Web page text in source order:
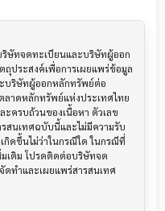
ษัทจดทะเบียนและบริษัทผู้ออก
ประสงค์เพื่อการเผยแพร่ข้อมูล
บริษัทผู้ออกหลักทรัพย์ต่อ
าดหลักทรัพย์แห่งประเทศไทย
ครบถ้วนของเนื้อหา ตัวเลข
สนเทศฉบับนี้และไม่มีความรับ
กิดขึ้นไม่ว่าในกรณีใด ในกรณีที่
เติม โปรดติดต่อบริษัทจด
ทำและเผยแพร่สารสนเทศ